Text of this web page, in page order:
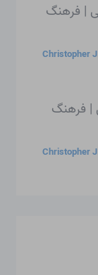
| فرهنگ
Christopher
| فرهنگ
Christopher